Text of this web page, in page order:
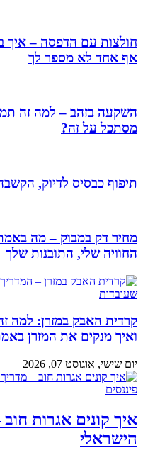
חולצות עם הדפסה – איך
אף אחד לא מספר לך
השקעה בזהב – למה זה
מסתכל על זה?
תיפוף כבסיס לדיוק, הקשבה
מחיר דק במבוק – מה
החוויה שלי, התובנות שלך
קרדית האבק במזרן: למה
ואיך מנקים את המזרן
יום שישי, אוגוסט 07, 2026
פיננסים
איך קונים אגרות
הישראלי